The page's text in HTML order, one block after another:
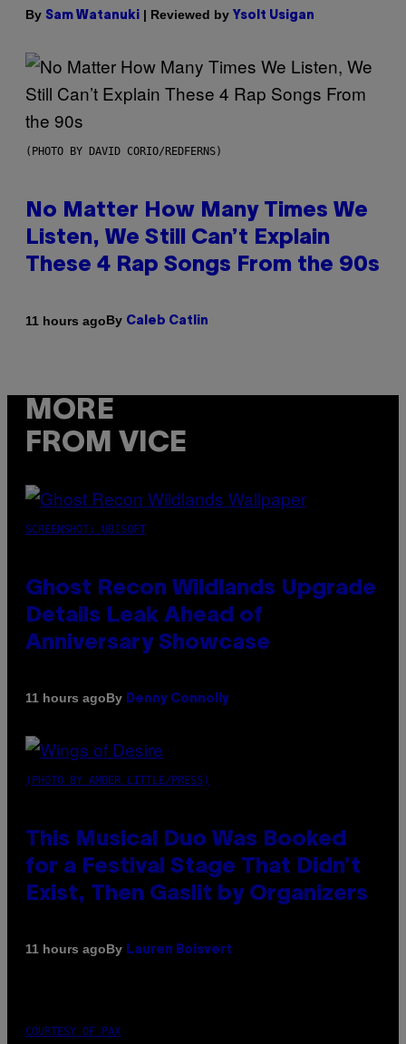
By Sam Watanuki | Reviewed by Ysolt Usigan
(PHOTO BY DAVID CORIO/REDFERNS)
No Matter How Many Times We
Listen, We Still Can’t Explain
These 4 Rap Songs From the 90s
11 hours agoBy Caleb Catlin
MORE
FROM VICE
SCREENSHOT: UBISOFT
Ghost Recon Wildlands Upgrade
Details Leak Ahead of
Anniversary Showcase
11 hours agoBy Denny Connolly
(PHOTO BY AMBER LITTLE/PRESS)
This Musical Duo Was Booked
for a Festival Stage That Didn’t
Exist, Then Gaslit by Organizers
11 hours agoBy Lauren Boisvert
COURTESY OF PAX